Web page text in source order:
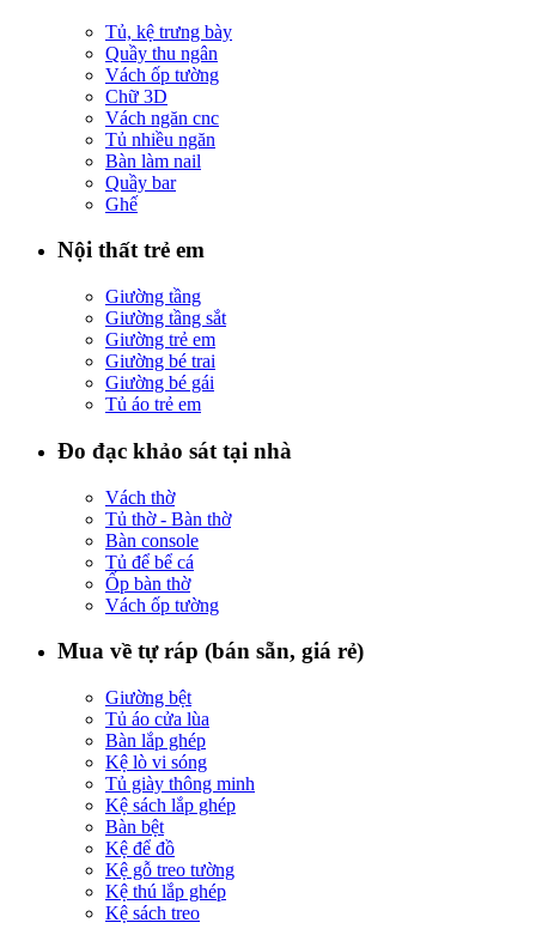
Tủ, kệ trưng bày
Quầy thu ngân
Vách ốp tường
Chữ 3D
Vách ngăn cnc
Tủ nhiều ngăn
Bàn làm nail
Quầy bar
Ghế
Nội thất trẻ em
Giường tầng
Giường tầng sắt
Giường trẻ em
Giường bé trai
Giường bé gái
Tủ áo trẻ em
Đo đạc khảo sát tại nhà
Vách thờ
Tủ thờ - Bàn thờ
Bàn console
Tủ để bể cá
Ốp bàn thờ
Vách ốp tường
Mua về tự ráp (bán sẵn, giá rẻ)
Giường bệt
Tủ áo cửa lùa
Bàn lắp ghép
Kệ lò vi sóng
Tủ giày thông minh
Kệ sách lắp ghép
Bàn bệt
Kệ để đồ
Kệ gỗ treo tường
Kệ thú lắp ghép
Kệ sách treo